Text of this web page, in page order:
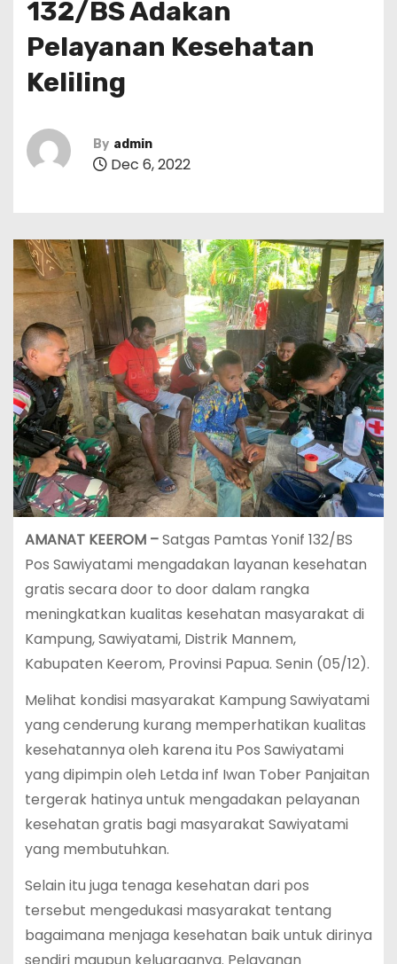
132/BS Adakan
Pelayanan Kesehatan
Keliling
By admin
Dec 6, 2022
AMANAT KEEROM –Satgas Pamtas Yonif 132/BS
Pos Sawiyatami mengadakan layanan kesehatan
gratis secara door to door dalam rangka
meningkatkan kualitas kesehatan masyarakat di
Kampung, Sawiyatami, Distrik Mannem,
Kabupaten Keerom, Provinsi Papua. Senin (05/12).
Melihat kondisi masyarakat Kampung Sawiyatami
yang cenderung kurang memperhatikan kualitas
kesehatannya oleh karena itu Pos Sawiyatami
yang dipimpin oleh Letda inf Iwan Tober Panjaitan
tergerak hatinya untuk mengadakan pelayanan
kesehatan gratis bagi masyarakat Sawiyatami
yang membutuhkan.
Selain itu juga tenaga kesehatan dari pos
tersebut mengedukasi masyarakat tentang
bagaimana menjaga kesehatan baik untuk dirinya